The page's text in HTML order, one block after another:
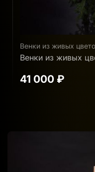
Венки из живых
Венки из живых
61 500 ₽